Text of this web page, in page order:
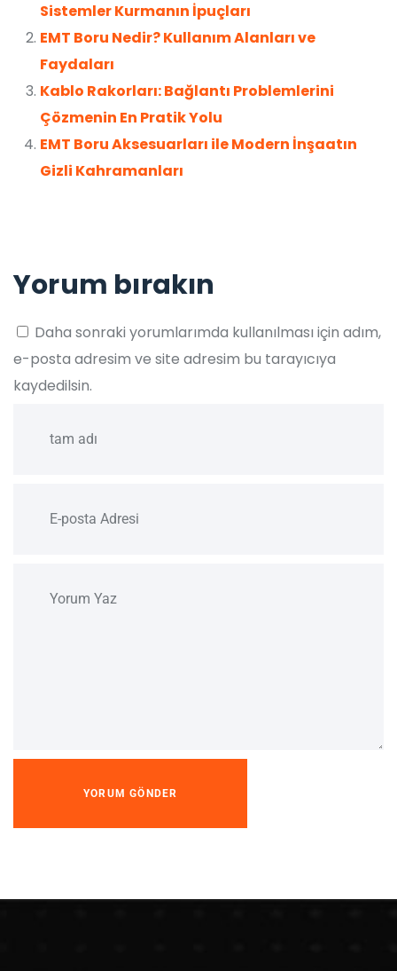
Sistemler Kurmanın İpuçları
EMT Boru Nedir? Kullanım Alanları ve
Faydaları
Kablo Rakorları: Bağlantı Problemlerini
Çözmenin En Pratik Yolu
EMT Boru Aksesuarları ile Modern İnşaatın
Gizli Kahramanları
Yorum bırakın
Daha sonraki yorumlarımda kullanılması için adım,
e-posta adresim ve site adresim bu tarayıcıya
kaydedilsin.